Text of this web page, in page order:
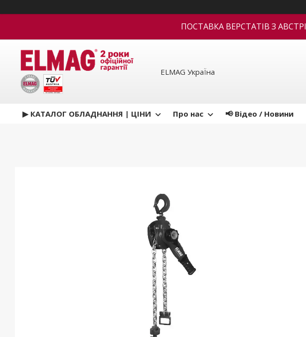
ПОСТАВКА ВЕРСТАТІВ З
ELMAG УкраЇна
▶ КАТАЛОГ ОБЛАДНАННЯ | ЦІНИ Про нас 📢 Відео / Новини